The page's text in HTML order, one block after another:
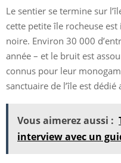
Le sentier se termine sur
cette petite île rocheuse
noire. Environ 30 000
année – et le bruit est
connus pour leur
sanctuaire de l’île est
Vous aimerez aussi :
interview avec un